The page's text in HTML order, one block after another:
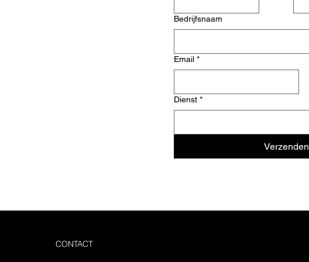
Bedrijfsnaam
Email *
Dienst *
Verzenden
CONTACT